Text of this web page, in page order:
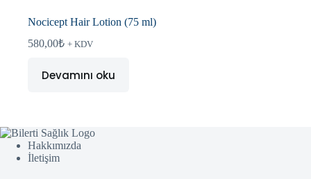
Nocicept Hair Lotion (75 ml)
580,00₺ + KDV
Devamını oku
Hakkımızda
İletişim